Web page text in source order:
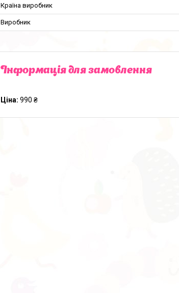
Країна виробник
Виробник
Інформація для замовлення
Ціна: 990 ₴